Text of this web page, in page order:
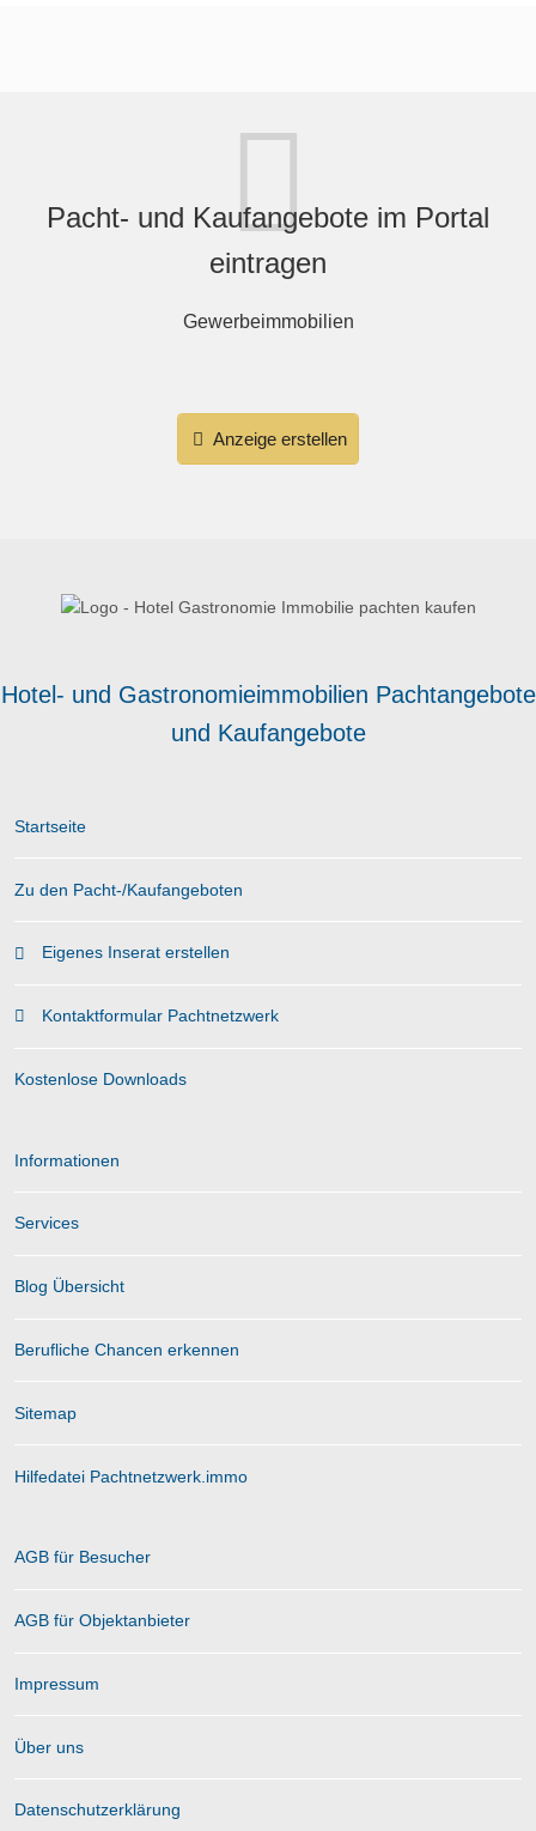
Pacht- und Kaufangebote im Portal
eintragen
Gewerbeimmobilien
Anzeige erstellen
Hotel- und Gastronomieimmobilien Pachtangebote
und Kaufangebote
Startseite
Zu den Pacht-/Kaufangeboten
Eigenes Inserat erstellen
Kontaktformular Pachtnetzwerk
Kostenlose Downloads
Informationen
Services
Blog Übersicht
Berufliche Chancen erkennen
Sitemap
Hilfedatei Pachtnetzwerk.immo
AGB für Besucher
AGB für Objektanbieter
Impressum
Über uns
Datenschutzerklärung